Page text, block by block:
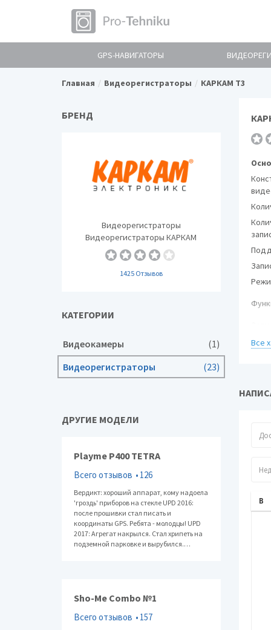
GPS-НАВИГАТОРЫ
Главная Видеорегистраторы КАРКАМ Т3
Звук
Все
БРЕНД
Видеорегистраторы
Видеорегистраторы КАРКАМ
1425 Отзывов
КАТЕГОРИИ
Видеокамеры
(1)
Видеорегистраторы
(23)
ДРУГИЕ МОДЕЛИ
Playme P400 TETRA
Всего отзывов 126
Вердикт: хороший аппарат, кому надоела
'гроздь' приборов на стекле UPD 2016:
после прошивки стал писать и
координаты GPS. Ребята - молодцы! UPD
2017: Агрегат накрылся. Стал хрипеть на
подземной парковке и вырубился.…
Sho-Me Combo №1
Всего отзывов 157